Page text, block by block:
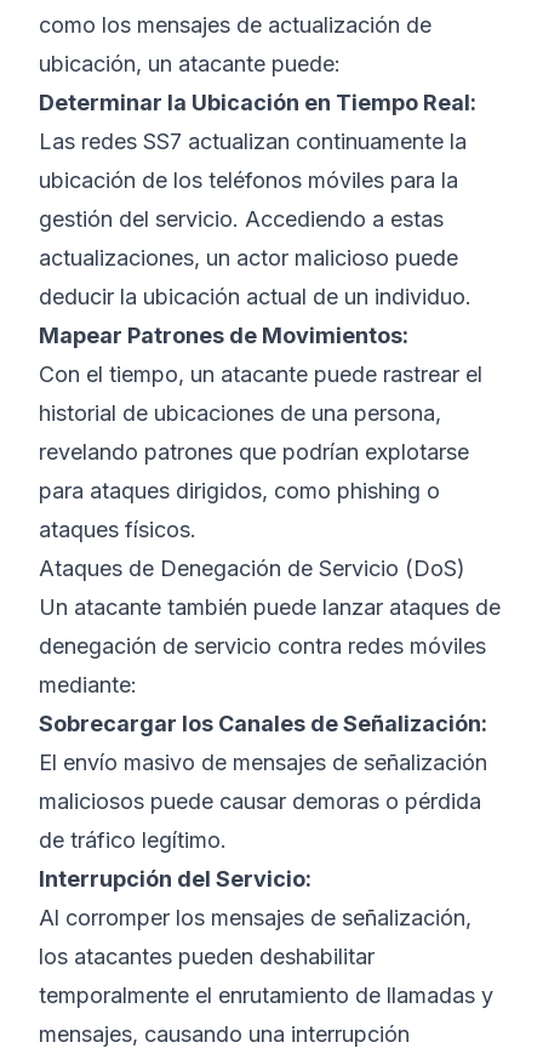
como los mensajes de actualización de
ubicación, un atacante puede:
Determinar la Ubicación en Tiempo Real:
Las redes SS7 actualizan continuamente la
ubicación de los teléfonos móviles para la
gestión del servicio. Accediendo a estas
actualizaciones, un actor malicioso puede
deducir la ubicación actual de un individuo.
Mapear Patrones de Movimientos:
Con el tiempo, un atacante puede rastrear el
historial de ubicaciones de una persona,
revelando patrones que podrían explotarse
para ataques dirigidos, como phishing o
ataques físicos.
Ataques de Denegación de Servicio (DoS)
Un atacante también puede lanzar ataques de
denegación de servicio contra redes móviles
mediante:
Sobrecargar los Canales de Señalización:
El envío masivo de mensajes de señalización
maliciosos puede causar demoras o pérdida
de tráfico legítimo.
Interrupción del Servicio:
Al corromper los mensajes de señalización,
los atacantes pueden deshabilitar
temporalmente el enrutamiento de llamadas y
mensajes, causando una interrupción